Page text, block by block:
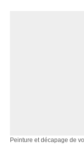
Peinture et décapage de